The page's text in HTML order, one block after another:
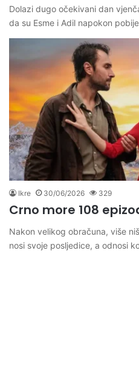
Dolazi dugo očekivani dan
da su Esme i Adil napokon
Ikre 30/06/2026 329
Crno more 108
Nakon velikog obračuna, više
nosi svoje posljedice, a odnosi